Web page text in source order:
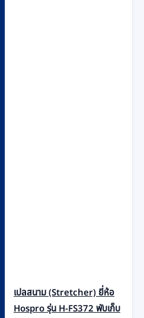
เปลสนาม (Stretcher) ยี่ห้อ
Hospro รุ่น H-FS372 พับเก็บ